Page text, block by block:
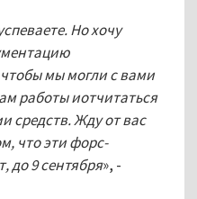
Но хочу
мы могли с вами
работы иотчитаться
средств. Жду от вас
что эти форс-
9 сентября», -